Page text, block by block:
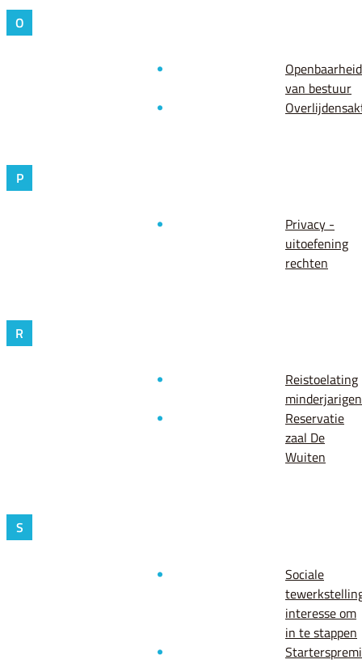
O
Openbaarheid
van bestuur
P
Privacy -
uitoefening
rechten
R
Reistoelating
minderjarigen
Reservatie
zaal De
Wuiten
S
Sociale
interesse om
in te stappen